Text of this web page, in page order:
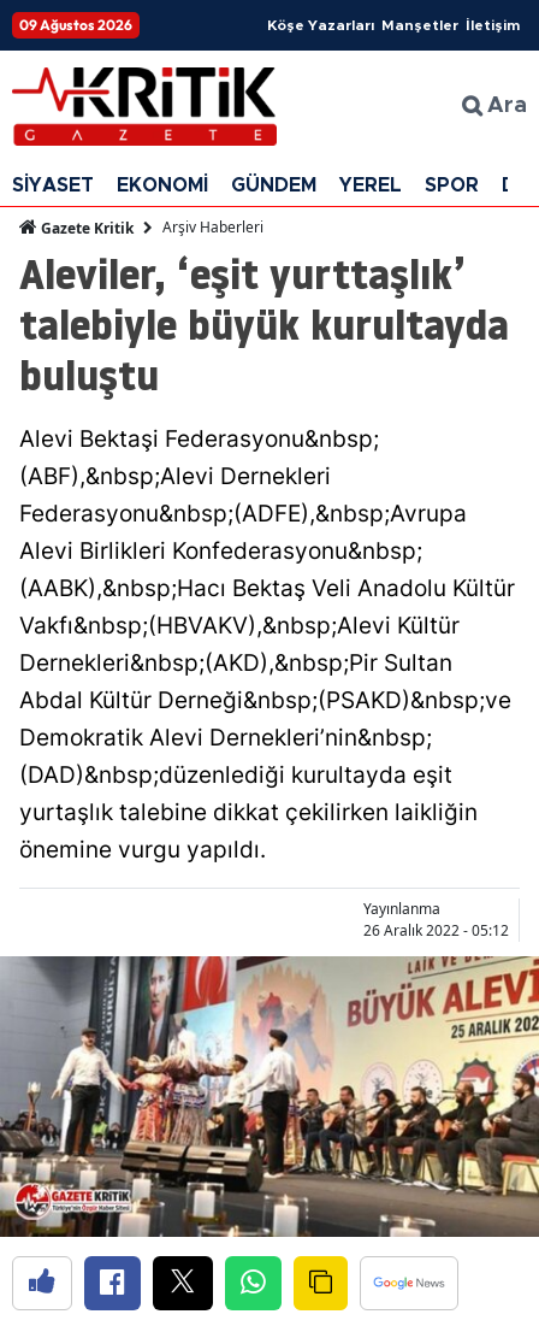
09 Ağustos 2026 Köşe Yazarları Manşetler İletişim
Ara
SİYASET EKONOMİ GÜNDEM YEREL SPOR
Gazete Kritik Arşiv Haberleri
Aleviler, ‘eşit yurttaşlık’
talebiyle büyük kurultayda
buluştu
Alevi Bektaşi Federasyonu&nbsp;
(ABF),&nbsp;Alevi Dernekleri
Federasyonu&nbsp;(ADFE),&nbsp;Avrupa
Alevi Birlikleri Konfederasyonu&nbsp;
(AABK),&nbsp;Hacı Bektaş Veli Anadolu Kültür
Vakfı&nbsp;(HBVAKV),&nbsp;Alevi Kültür
Dernekleri&nbsp;(AKD),&nbsp;Pir Sultan
Abdal Kültür Derneği&nbsp;(PSAKD)&nbsp;ve
Demokratik Alevi Dernekleri’nin&nbsp;
(DAD)&nbsp;düzenlediği kurultayda eşit
yurtaşlık talebine dikkat çekilirken laikliğin
önemine vurgu yapıldı.
Yayınlanma
26 Aralık 2022 - 05:12